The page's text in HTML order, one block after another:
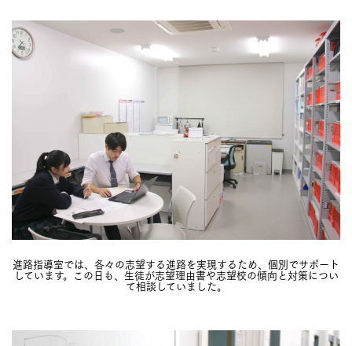
進路指導室では、各々の志望する進路を実現するため、個別でサポート
しています。この日も、生徒が志望理由書や志望校の傾向と対策につい
て相談していました。